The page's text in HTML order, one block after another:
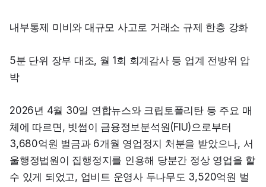
내부통제 미비와 대규모 사고로 거래소 규제 한층 강화
5분 단위 장부 대조, 월 1회 회계감사 등 업계 전방위 압
박
2026년 4월 30일 연합뉴스와 크립토폴리탄 등 주요 매
체에 따르면, 빗썸이 금융정보분석원(FIU)으로부터
3,680억원 벌금과 6개월 영업정지 처분을 받았으나, 서
울행정법원이 집행정지를 인용해 당분간 정상 영업을 할
수 있게 되었고, 업비트 운영사 두나무도 3,520억원 벌